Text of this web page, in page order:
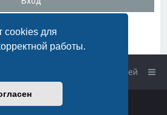
cookies для
работы.
Связаться с администрацией
PlanetStyles